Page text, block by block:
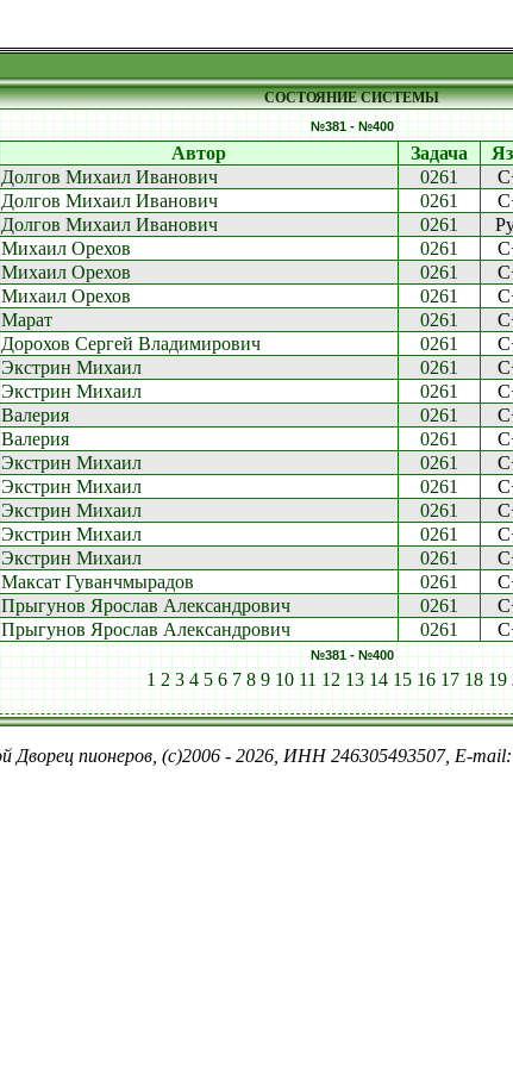
СОСТОЯНИЕ СИСТЕМЫ
№381 - №400
Автор Задача
Долгов Михаил Иванович 0261
Долгов Михаил Иванович 0261
Долгов Михаил Иванович 0261
Михаил Орехов 0261
Михаил Орехов 0261
Михаил Орехов 0261
Марат 0261
Дорохов Сергей Владимирович 0261
Экстрин Михаил 0261
Экстрин Михаил 0261
Валерия 0261
Валерия 0261
Экстрин Михаил 0261
Экстрин Михаил 0261
Экстрин Михаил 0261
Экстрин Михаил 0261
Экстрин Михаил 0261
Максат Гуванчмырадов 0261
Прыгунов Ярослав Александрович 0261
Прыгунов Ярослав Александрович 0261
№381 - №400
1 2 3 4 5 6 7 8 9 10 11 12 13 14 15 16 17 18 19
Дворец пионеров, (c)2006 - 2026, ИНН 246305493507, E-